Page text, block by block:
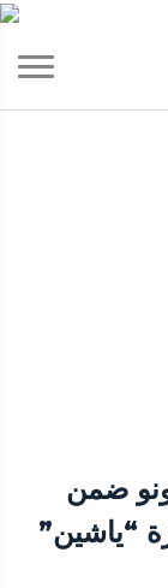
ياسين بونو ضمن
“ياشين”